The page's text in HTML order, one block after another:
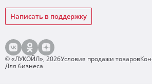
Написать в поддержку
© «ЛУКОЙЛ», 2026Условия продажи товаров
Для бизнеса